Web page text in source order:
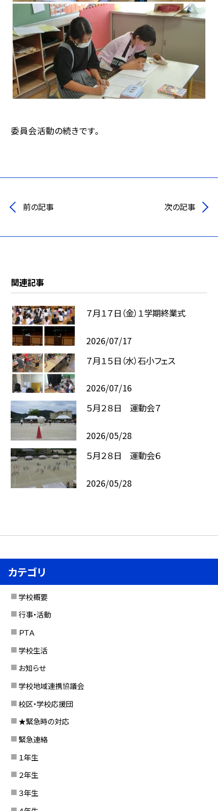
委員会活動の続きです。
前の記事 次の記事
関連記事
７月１７日（金）１学期終業式
2026/07/17
７月１５日（水）石小フェス
2026/07/16
５月２８日 運動会７
2026/05/28
５月２８日 運動会６
2026/05/28
カテゴリ
学校概要
行事・活動
ＰＴＡ
学校生活
お知らせ
学校地域連携協議会
校区・学校応援団
★緊急時の対応
緊急連絡
１年生
２年生
３年生